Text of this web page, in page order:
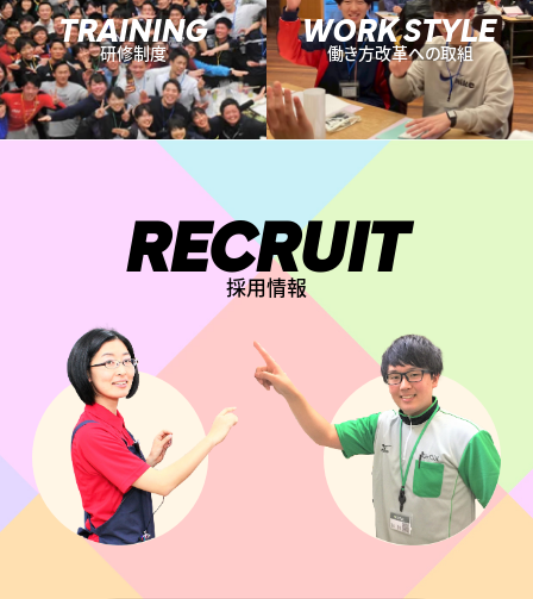
TRAINING
研修制度
WORK STYLE
働き方改革への取組
RECRUIT
採用情報